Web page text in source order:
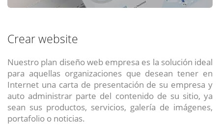
Crear website
Nuestro plan diseño web empresa es la solución ideal
para aquellas organizaciones que desean tener en
Internet una carta de presentación de su empresa y
auto administrar parte del contenido de su sitio, ya
sean sus productos, servicios, galería de imágenes,
portafolio o noticias.